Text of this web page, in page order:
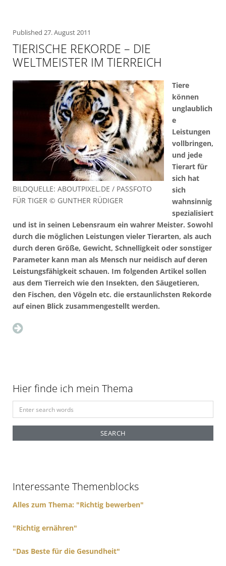
Published 27. August 2011
TIERISCHE REKORDE – DIE
WELTMEISTER IM TIERREICH
BILDQUELLE: ABOUTPIXEL.DE / PASSFOTO
FÜR TIGER © GUNTHER RÜDIGER
Tiere
können
unglaublich
e
Leistungen
vollbringen,
und jede
Tierart für
sich hat
sich
wahnsinnig
spezialisiert
und ist in seinen Lebensraum ein wahrer Meister. Sowohl
durch die möglichen Leistungen vieler Tierarten, als auch
durch deren Größe, Gewicht, Schnelligkeit oder sonstiger
Parameter kann man als Mensch nur neidisch auf deren
Leistungsfähigkeit schauen. Im folgenden Artikel sollen
aus dem Tierreich wie den Insekten, den Säugetieren,
den Fischen, den Vögeln etc. die erstaunlichsten Rekorde
auf einen Blick zusammengestellt werden.
Hier finde ich mein Thema
e
r
o
Interessante Themenblocks
Alles zum Thema: "Richtig bewerben"
"Richtig ernähren"
"Das Beste für die Gesundheit"